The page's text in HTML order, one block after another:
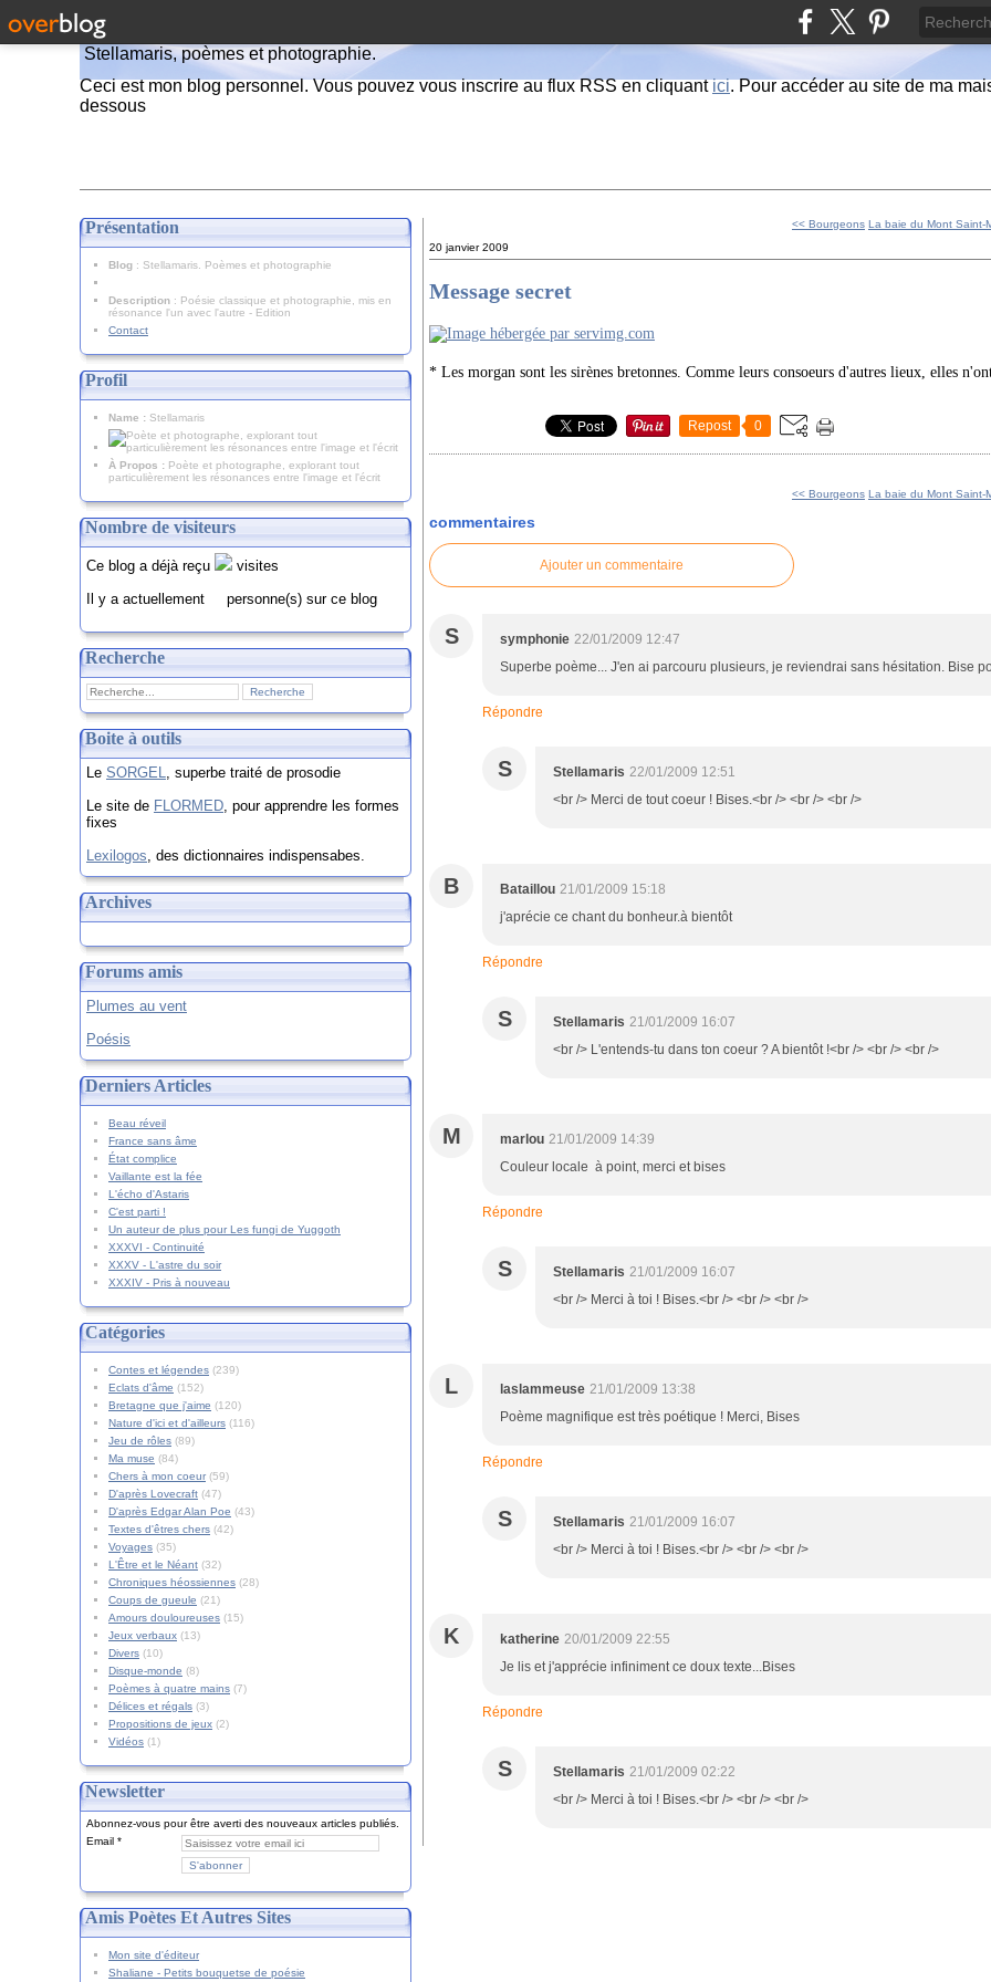
Stellamaris, poèmes et photographie.
Ceci est mon blog personnel. Vous pouvez vous inscrire au flux RSS en cliquantici. Pour accéder au site de ma
dessous
Présentation
Blog : Stellamaris. Poèmes et photographie
Description : Poésie classique et photographie, mis en
résonance l'un avec l'autre - Edition
Contact
Profil
Name : Stellamaris
À Propos : Poète et photographe, explorant tout
particulièrement les résonances entre l'image et l'écrit
Nombre de visiteurs
Ce blog a déjà reçu
visites
Il y a actuellement
personne(s) sur ce blog
Recherche
Boite à outils
Le SORGEL, superbe traité de prosodie
Le site de FLORMED, pour apprendre les formes
fixes
Lexilogos, des dictionnaires indispensabes.
Archives
Forums amis
Plumes au vent
Poésis
Derniers Articles
Beau réveil
France sans âme
État complice
Vaillante est la fée
L'écho d'Astaris
C'est parti !
Un auteur de plus pour Les fungi de Yuggoth
XXXVI - Continuité
XXXV - L'astre du soir
XXXIV - Pris à nouveau
Catégories
Contes et légendes (239)
Eclats d'âme (152)
Bretagne que j'aime (120)
Nature d'ici et d'ailleurs (116)
Jeu de rôles (89)
Ma muse (84)
Chers à mon coeur (59)
D'après Lovecraft (47)
D'après Edgar Alan Poe (43)
Textes d'êtres chers (42)
Voyages (35)
L'Être et le Néant (32)
Chroniques héossiennes (28)
Coups de gueule (21)
Amours douloureuses (15)
Jeux verbaux (13)
Divers (10)
Disque-monde (8)
Poèmes à quatre mains (7)
Délices et régals (3)
Propositions de jeux (2)
Vidéos (1)
Newsletter
Abonnez-vous pour être averti des nouveaux articles publiés.
Email
Amis Poètes Et Autres Sites
Mon site d'éditeur
Shaliane - Petits bouquetse de poésie
<< Bourgeons La baie du Mont Saint-
20 janvier 2009
Message secret
* Les morgan sont les sirènes bretonnes. Comme leurs consoeurs d'autres lieux, elles
Repost 0
<< Bourgeons La baie du Mont Saint-
commentaires
Ajouter un commentaire
S symphonie 22/01/2009 12:47
Superbe poème... J'en ai parcouru plusieurs, je reviendrai sans hésitation. Bise
Répondre
S Stellamaris 22/01/2009 12:51
<br /> Merci de tout coeur ! Bises.<br /> <br /> <br />
B Bataillou 21/01/2009 15:18
j'aprécie ce chant du bonheur.à bientôt
Répondre
S Stellamaris 21/01/2009 16:07
<br /> L'entends-tu dans ton coeur ? A bientôt !<br /> <br /> <br />
M marlou 21/01/2009 14:39
Couleur locale à point, merci et bises
Répondre
S Stellamaris 21/01/2009 16:07
<br /> Merci à toi ! Bises.<br /> <br /> <br />
L laslammeuse 21/01/2009 13:38
Poème magnifique est très poétique ! Merci, Bises
Répondre
S Stellamaris 21/01/2009 16:07
<br /> Merci à toi ! Bises.<br /> <br /> <br />
K katherine 20/01/2009 22:55
Je lis et j'apprécie infiniment ce doux texte...Bises
Répondre
S Stellamaris 21/01/2009 02:22
<br /> Merci à toi ! Bises.<br /> <br /> <br />